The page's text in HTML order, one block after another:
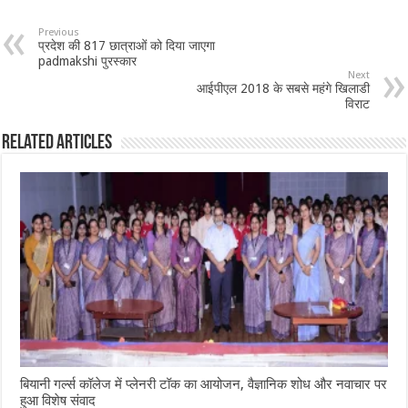
Previous
प्रदेश की 817 छात्राओं को दिया जाएगा
padmakshi पुरस्कार
Next
आईपीएल 2018 के सबसे महंगे खिलाडी
विराट
Related Articles
बियानी गर्ल्स कॉलेज में प्लेनरी टॉक का आयोजन, वैज्ञानिक शोध और नवाचार पर
हुआ विशेष संवाद